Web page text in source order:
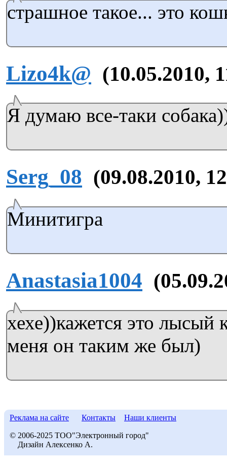
страшное такое... это
Lizo4k@ (10.05.2010,
Я думаю все-таки
Serg_08 (09.08.2010,
Минитигра
Anastasia1004
хехе))кажется это лысый
меня он таким же был)
Реклама на сайте Контакты Наши клиенты
© 2006-2025 ТОО"Электронный город"
Дизайн Алексенко А.